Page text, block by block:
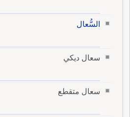
السُّعال
سعال ديكي
سعال متقطع